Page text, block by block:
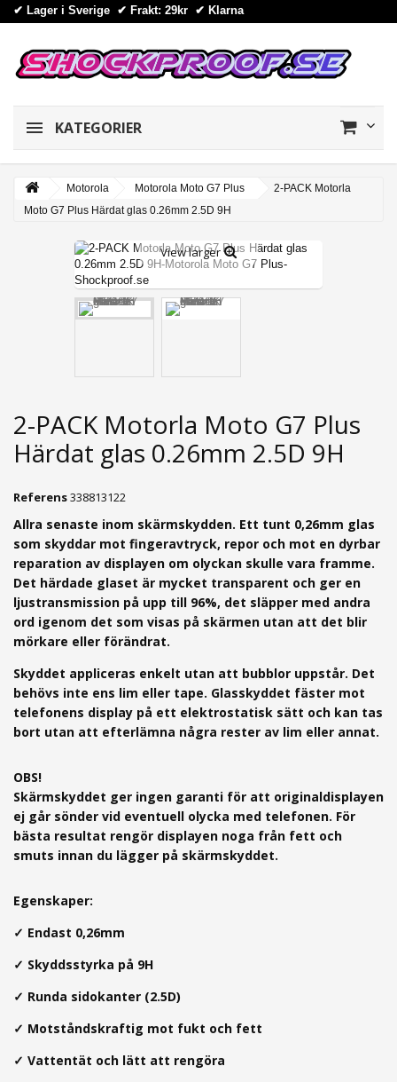
✔ Lager i Sverige ✔ Frakt: 29kr ✔ Klarna
KATEGORIER
Motorola Motorola Moto G7 Plus
2-PACK Motorla
Moto G7 Plus Härdat glas 0.26mm 2.5D 9H
View larger
2-PACK Motorla Moto G7 Plus
Härdat glas 0.26mm 2.5D 9H
Referens338813122
Allra senaste inom skärmskydden. Ett tunt 0,26mm glas
som skyddar mot fingeravtryck, repor och mot en dyrbar
reparation av displayen om olyckan skulle vara framme.
Det härdade glaset är mycket transparent och ger en
ljustransmission på upp till 96%, det släpper med andra
ord igenom det som visas på skärmen utan att det blir
mörkare eller förändrat.
Skyddet appliceras enkelt utan att bubblor uppstår. Det
behövs inte ens lim eller tape. Glasskyddet fäster mot
telefonens display på ett elektrostatisk sätt och kan tas
bort utan att efterlämna några rester av lim eller annat.
OBS!
Skärmskyddet ger ingen garanti för att originaldisplayen
ej går sönder vid eventuell olycka med telefonen. För
bästa resultat rengör displayen noga från fett och
smuts innan du lägger på skärmskyddet.
Egenskaper:
✓ Endast 0,26mm
✓ Skyddsstyrka på 9H
✓ Runda sidokanter (2.5D)
✓ Motståndskraftig mot fukt och fett
✓ Vattentät och lätt att rengöra